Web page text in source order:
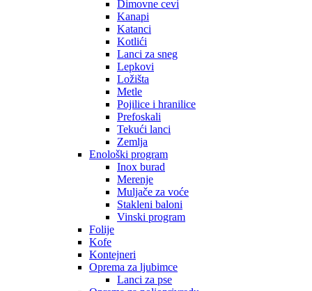
Dimovne cevi
Kanapi
Katanci
Kotlići
Lanci za sneg
Lepkovi
Ložišta
Metle
Pojilice i hranilice
Prefoskali
Tekući lanci
Zemlja
Enološki program
Inox burad
Merenje
Muljače za voće
Stakleni baloni
Vinski program
Folije
Kofe
Kontejneri
Oprema za ljubimce
Lanci za pse